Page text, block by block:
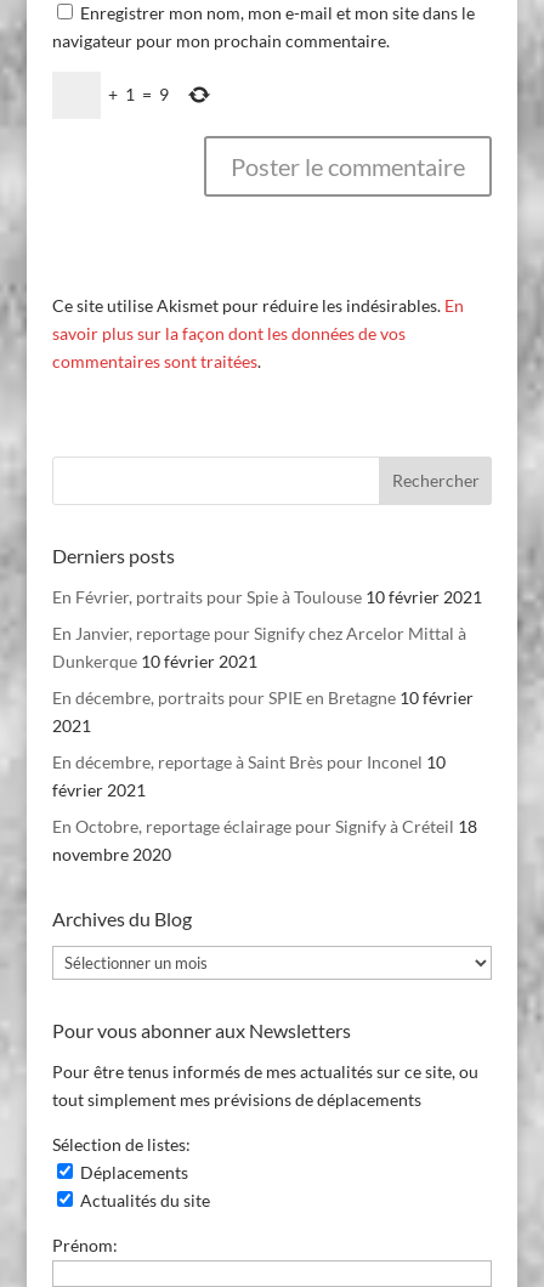
Enregistrer mon nom, mon e-mail et mon site dans le
navigateur pour mon prochain commentaire.
+ 1 = 9
Ce site utilise Akismet pour réduire les indésirables. En
savoir plus sur la façon dont les données de vos
commentaires sont traitées.
Derniers posts
En Février, portraits pour Spie à Toulouse 10 février 2021
En Janvier, reportage pour Signify chez Arcelor Mittal à
Dunkerque 10 février 2021
En décembre, portraits pour SPIE en Bretagne 10 février
2021
En décembre, reportage à Saint Brès pour Inconel 10
février 2021
En Octobre, reportage éclairage pour Signify à Créteil 18
novembre 2020
Archives du Blog
Archives
du
Pour vous abonner aux Newsletters
Pour être tenus informés de mes actualités sur ce site, ou
tout simplement mes prévisions de déplacements
Sélection de listes:
Déplacements
Actualités du site
Prénom: